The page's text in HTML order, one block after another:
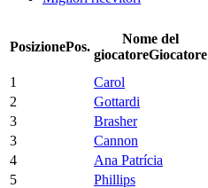
PosizionePos.
Nome del
giocatoreGiocatore
1 Carol
2
Gottardi
3
Brasher
3
Cannon
4
Ana Patrícia
5
Phillips